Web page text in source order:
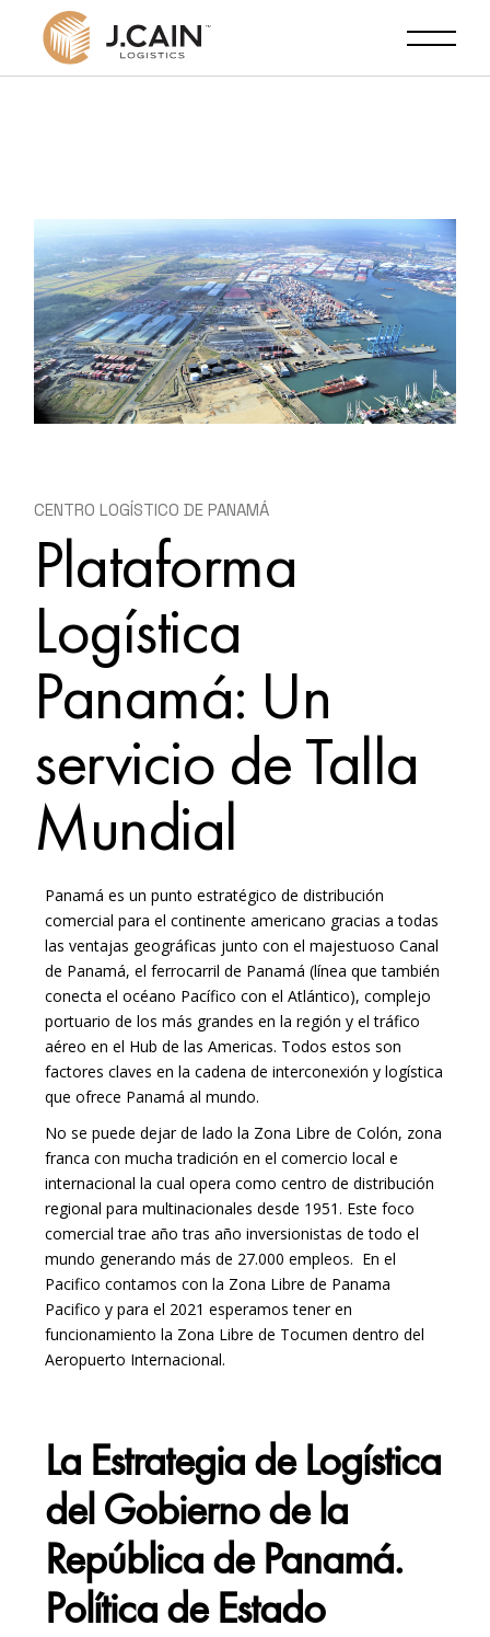
CENTRO LOGÍSTICO DE PANAMÁ
Plataforma
Logística
Panamá: Un
servicio de Talla
Mundial
Panamá es un punto estratégico de distribución
comercial para el continente americano gracias a todas
las ventajas geográficas junto con el majestuoso Canal
de Panamá, el ferrocarril de Panamá (línea que también
conecta el océano Pacífico con el Atlántico), complejo
portuario de los más grandes en la región y el tráfico
aéreo en el Hub de las Americas. Todos estos son
factores claves en la cadena de interconexión y logística
que ofrece Panamá al mundo.
No se puede dejar de lado la Zona Libre de Colón, zona
franca con mucha tradición en el comercio local e
internacional la cual opera como centro de distribución
regional para multinacionales desde 1951. Este foco
comercial trae año tras año inversionistas de todo el
mundo generando más de 27.000 empleos. En el
Pacifico contamos con la Zona Libre de Panama
Pacifico y para el 2021 esperamos tener en
funcionamiento la Zona Libre de Tocumen dentro del
Aeropuerto Internacional.
La Estrategia de Logística
del Gobierno de la
República de Panamá.
Política de Estado